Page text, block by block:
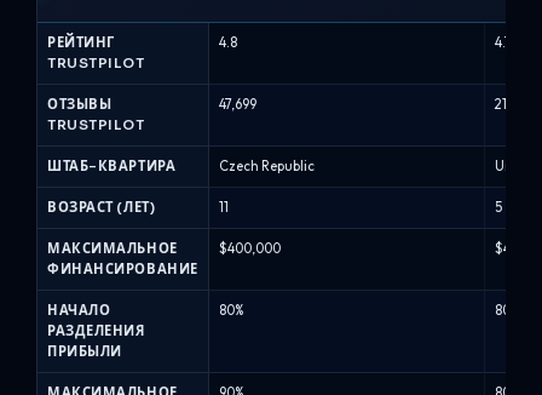
Capital
проп-
фирм
(Август
РЕЙТИНГ
TRUSTPILOT
4.8 4.7
ОТЗЫВЫ
TRUSTPILOT
47,699 21,258
ШТАБ-КВАРТИРА Czech Republic United
ВОЗРАСТ (ЛЕТ) 11 5
МАКСИМАЛЬНОЕ
ФИНАНСИРОВАНИЕ
$400,000
НАЧАЛО
РАЗДЕЛЕНИЯ
ПРИБЫЛИ
80% 80%